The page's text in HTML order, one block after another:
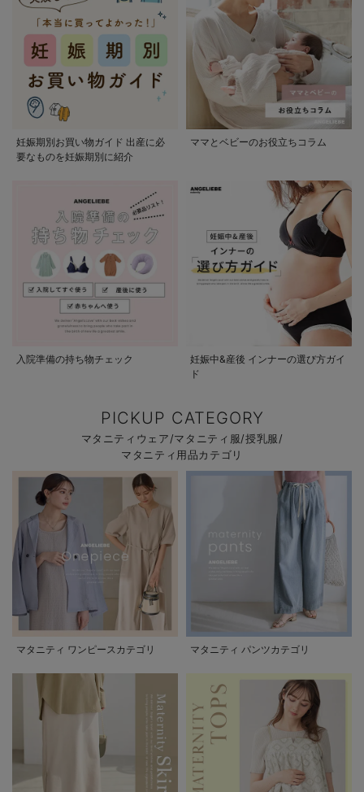
妊娠期別お買い物ガイド 出産に必
要なものを妊娠期別に紹介
ママとベビーのお役立ちコラム
入院準備の持ち物チェック
妊娠中&産後 インナーの選び方ガイ
ド
PICKUP CATEGORY
マタニティウェア/マタニティ服/授乳服/
マタニティ用品カテゴリ
マタニティ ワンピースカテゴリ マタニティ パンツカテゴリ